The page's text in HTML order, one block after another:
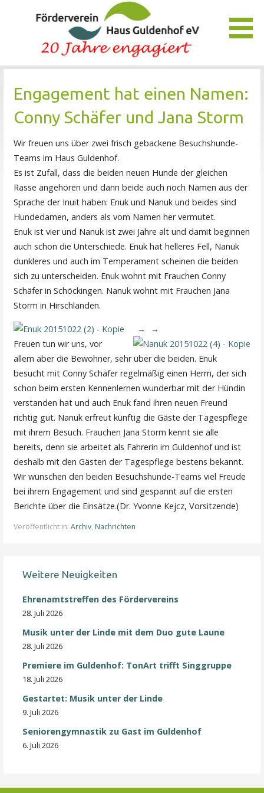
Unser Verein bietet Interessierten viele Möglichkeiten, das
Pflegezentrum Haus Guldenhof zu unterstützen und zu
fördern.
Engagement hat einen Namen:
Conny Schäfer und Jana Storm
Wir freuen uns über zwei frisch gebackene Besuchshunde-
Teams im Haus Guldenhof.
Es ist Zufall, dass die beiden neuen Hunde der gleichen
Rasse angehören und dann beide auch noch Namen aus der
Sprache der Inuit haben: Enuk und Nanuk und beides sind
Hundedamen, anders als vom Namen her vermutet.
Enuk ist vier und Nanuk ist zwei Jahre alt und damit beginnen
auch schon die Unterschiede. Enuk hat helleres Fell, Nanuk
dunkleres und auch im Temperament scheinen die beiden
sich zu unterscheiden. Enuk wohnt mit Frauchen Conny
Schäfer in Schöckingen. Nanuk wohnt mit Frauchen Jana
Storm in Hirschlanden.
Freuen tun wir uns, vor
allem aber die Bewohner, sehr über die beiden. Enuk
besucht mit Conny Schäfer regelmäßig einen Herrn, der sich
schon beim ersten Kennenlernen wunderbar mit der Hündin
verstanden hat und auch Enuk fand ihren neuen Freund
richtig gut. Nanuk erfreut künftig die Gäste der Tagespflege
mit ihrem Besuch. Frauchen Jana Storm kennt sie alle
bereits, denn sie arbeitet als Fahrerin im Guldenhof und ist
deshalb mit den Gästen der Tagespflege bestens bekannt.
Wir wünschen den beiden Besuchshunde-Teams viel Freude
bei ihrem Engagement und sind gespannt auf die ersten
Berichte über die Einsätze.(Dr. Yvonne Kejcz, Vorsitzende)
Veröffentlicht in:Archiv, Nachrichten
Weitere Neuigkeiten
Ehrenamtstreffen des Fördervereins
28. Juli 2026
Musik unter der Linde mit dem Duo gute Laune
28. Juli 2026
Premiere im Guldenhof: TonArt trifft Singgruppe
18. Juli 2026
Gestartet: Musik unter der Linde
9. Juli 2026
Seniorengymnastik zu Gast im Guldenhof
6. Juli 2026